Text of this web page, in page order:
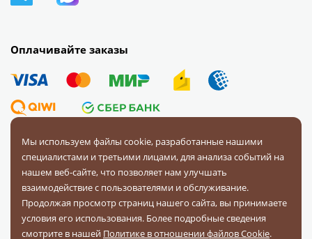
Оплачивайте заказы
© 2008 — 2026 Первая Фурнитурная Компания.Все права
защищены.
Политика конфиденциальности
Соглашение на обработку персональных данных
Мы используем файлы cookie, разработанные нашими
специалистами и третьими лицами, для анализа событий на
нашем веб-сайте, что позволяет нам улучшать
взаимодействие с пользователями и обслуживание.
Продолжая просмотр страниц нашего сайта, вы принимаете
условия его использования. Более подробные сведения
смотрите в нашей Политике в отношении файлов Cookie.